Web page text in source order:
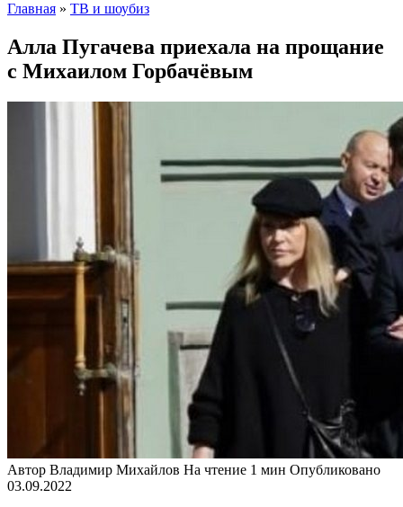
Главная » ТВ и шоубиз
Алла Пугачева приехала на прощание
с Михаилом Горбачёвым
Автор Владимир Михайлов На чтение 1 мин Опубликовано
03.09.2022